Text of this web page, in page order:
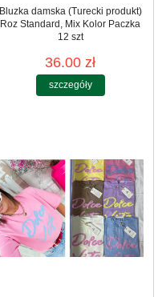
Bluzka damska (Turecki produkt)
Roz Standard, Mix Kolor Paczka
12 szt
36.00 zł
szczegóły